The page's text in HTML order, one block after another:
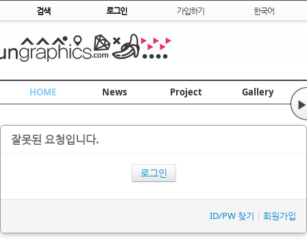
Skip to content
검색 로그인 가입하기 한국어
HOME News Project Gallery
▶
잘못된 요청입니다.
로그인
ID/PW 찾기 | 회원가입